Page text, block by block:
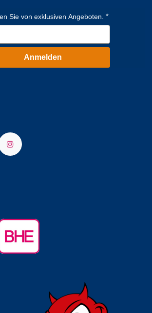
Sie von exklusiven Angeboten.
Anmelden